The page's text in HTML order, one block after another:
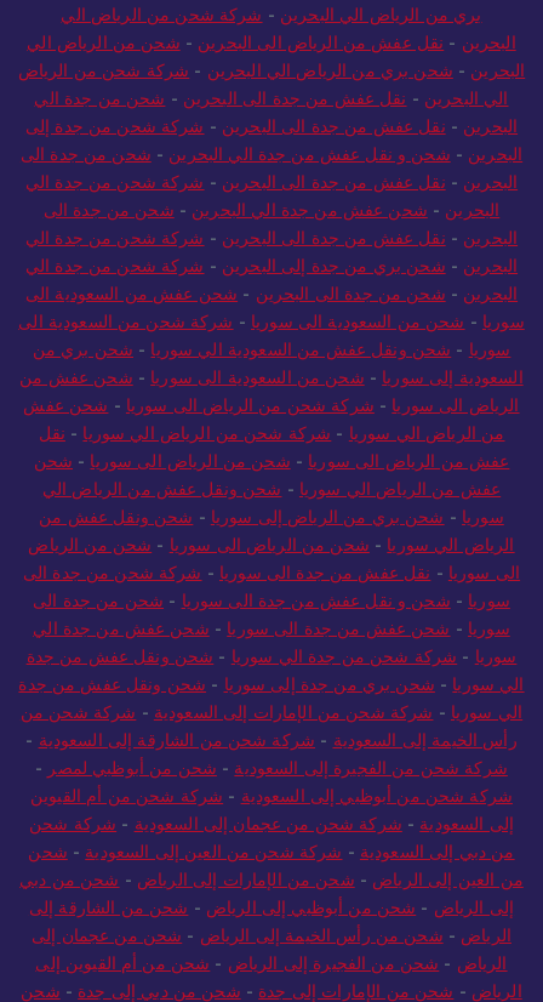
بري من الرياض الي البحرين - شركة شحن من الرياض الي
البحرين - نقل عفش من الرياض الى البحرين - شحن من الرياض الي
البحرين - شحن بري من الرياض الي البحرين - شركة شحن من الرياض
الي البحرين - نقل عفش من جدة الى البحرين - شحن من جدة الي
البحرين - نقل عفش من جدة الى البحرين - شركة شحن من جدة إلى
البحرين - شحن و نقل عفش من جدة الي البحرين - شحن من جدة الى
البحرين - نقل عفش من جدة الى البحرين - شركة شحن من جدة الي
البحرين - شحن عفش من جدة الي البحرين - شحن من جدة الى
البحرين - نقل عفش من جدة الى البحرين - شركة شحن من جدة الي
البحرين - شحن بري من جدة إلى البحرين - شركة شحن من جدة الي
البحرين - شحن من جدة الى البحرين - شحن عفش من السعودية الى
سوريا - شحن من السعودية الى سوريا - شركة شحن من السعودية الى
سوريا - شحن ونقل عفش من السعودية الي سوريا - شحن بري من
السعودية إلى سوريا - شحن من السعودية الى سوريا - شحن عفش من
الرياض الى سوريا - شركة شحن من الرياض الى سوريا - شحن عفش
من الرياض الي سوريا - شركة شحن من الرياض الي سوريا - نقل
عفش من الرياض الى سوريا - شحن من الرياض الى سوريا - شحن
عفش من الرياض الي سوريا - شحن ونقل عفش من الرياض الي
سوريا - شحن بري من الرياض إلى سوريا - شحن ونقل عفش من
الرياض الي سوريا - شحن من الرياض الى سوريا - شحن من الرياض
الى سوريا - نقل عفش من جدة الى سوريا - شركة شحن من جدة الى
سوريا - شحن و نقل عفش من جدة الى سوريا - شحن من جدة الى
سوريا - شحن عفش من جدة الى سوريا - شحن عفش من جدة الي
سوريا - شركة شحن من جدة الي سوريا - شحن ونقل عفش من جدة
الي سوريا - شحن بري من جدة إلى سوريا - شحن ونقل عفش من جدة
الي سوريا - شركة شحن من الإمارات إلى السعودية - شركة شحن من
رأس الخيمة إلى السعودية - شركة شحن من الشارقة إلى السعودية -
شركة شحن من الفجيرة إلى السعودية - شحن من أبوظبي لمصر -
شركة شحن من أبوظبي إلى السعودية - شركة شحن من أم القيوين
إلى السعودية - شركة شحن من عجمان إلى السعودية - شركة شحن
من دبي إلى السعودية - شركة شحن من العين إلى السعودية - شحن
من العين إلى الرياض - شحن من الإمارات إلى الرياض - شحن من دبي
إلى الرياض - شحن من أبوظبي إلى الرياض - شحن من الشارقة إلى
الرياض - شحن من رأس الخيمة إلى الرياض - شحن من عجمان إلى
الرياض - شحن من الفجيرة إلى الرياض - شحن من أم القيوين إلى
الرياض - شحن من الإمارات إلى جدة - شحن من دبي إلى جدة - شحن